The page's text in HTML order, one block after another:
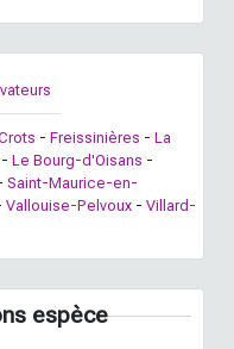
- Freissinières - La
- Le Bourg-d'Oisans -
Saint-Maurice-en-
Vallouise-Pelvoux - Villard-
espèce